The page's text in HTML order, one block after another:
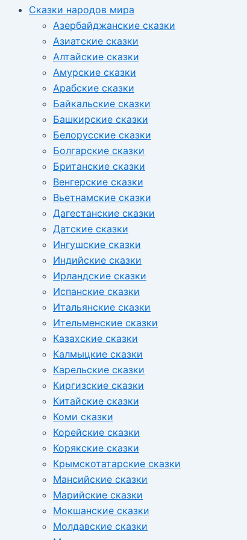
Сказки народов мира
Азербайджанские сказки
Азиатские сказки
Алтайские сказки
Амурские сказки
Арабские сказки
Байкальские сказки
Башкирские сказки
Белорусские сказки
Болгарские сказки
Британские сказки
Венгерские сказки
Вьетнамские сказки
Дагестанские сказки
Датские сказки
Ингушские сказки
Индийские сказки
Ирландские сказки
Испанские сказки
Итальянские сказки
Ительменские сказки
Казахские сказки
Калмыцкие сказки
Карельские сказки
Киргизские сказки
Китайские сказки
Коми сказки
Корейские сказки
Корякские сказки
Крымскотатарские сказки
Мансийские сказки
Марийские сказки
Мокшанские сказки
Молдавские сказки